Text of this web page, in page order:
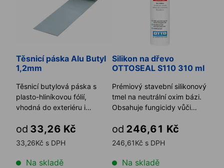
Těsnicí páska Alu Butyl
1,2mm
Těsnicí butylová páska s
plasto-hliníkovou fólií,
vhodná do exteriéru i
od 33,26 Kč
33,26Kč s DPH
Na skladě
Silikon na dřevo
OTTOSEAL S110 310 ml
Prémiový stavební silikonový
tmel na neutrální oxim bázi.
Obsahuje fungicidy vůči
od 246,61 Kč
246,61Kč s DPH
Na skladě